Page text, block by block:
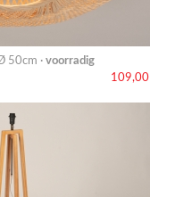
50cm · voorradig
109,00